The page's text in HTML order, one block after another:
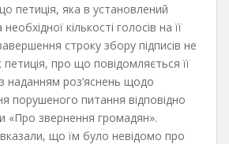
петиція, яка в установлений
кількості голосів на її
строку збору підписів не
про що повідомляється її
з наданням роз’яснень щодо
порушеного питання відповідно
«Про звернення громадян».
що їм було невідомо про